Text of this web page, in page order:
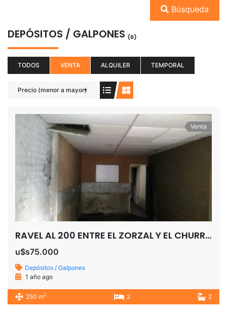
Búsqueda
DEPÓSITOS / GALPONES (6)
TODOS VENTA ALQUILER TEMPORAL
Precio (menor a mayor)
Venta
RAVEL AL 200 ENTRE EL ZORZAL Y EL CHURRRINCHE SAN JOSE TEMPERLEY
u$s75.000
Depósitos / Galpones
1 año ago
250 m2 2 2